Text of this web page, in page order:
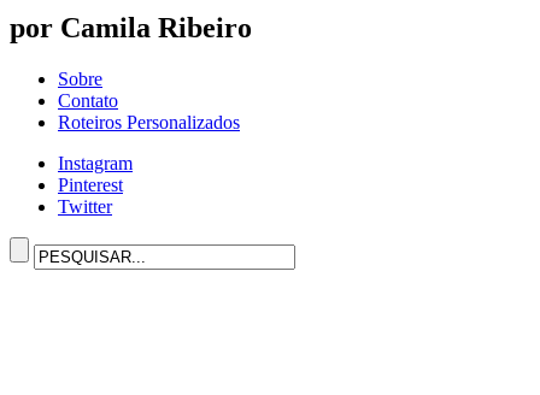
por Camila Ribeiro
Sobre
Contato
Roteiros Personalizados
Instagram
Pinterest
Twitter